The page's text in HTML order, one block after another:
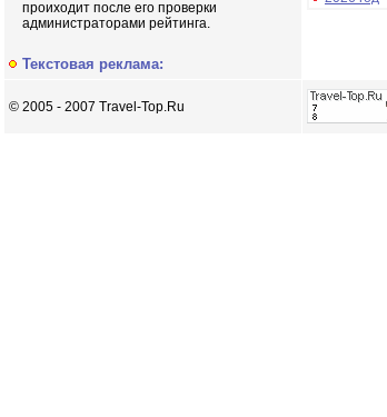
проиходит после его проверки
администраторами рейтинга.
Текстовая реклама:
© 2005 - 2007 Travel-Top.Ru